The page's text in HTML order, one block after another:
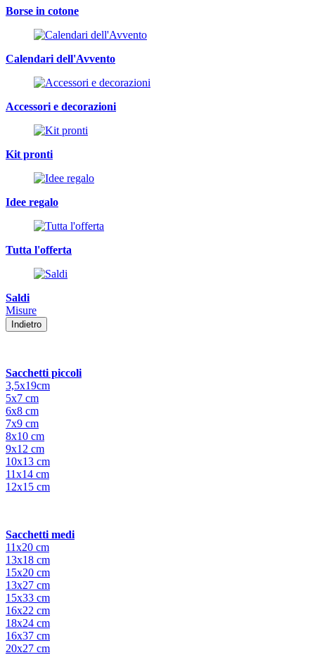
Borse in cotone
Calendari dell'Avvento
Accessori e decorazioni
Kit pronti
Idee regalo
Tutta l'offerta
Saldi
Misure
Indietro
Sacchetti piccoli
3,5x19cm
5x7 cm
6x8 cm
7x9 cm
8x10 cm
9x12 cm
10x13 cm
11x14 cm
12x15 cm
Sacchetti medi
11x20 cm
13x18 cm
15x20 cm
13x27 cm
15x33 cm
16x22 cm
18x24 cm
16x37 cm
20x27 cm